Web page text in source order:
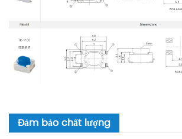
Đảm bảo chất lượng